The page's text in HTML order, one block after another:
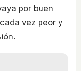
por buen
vez peor y